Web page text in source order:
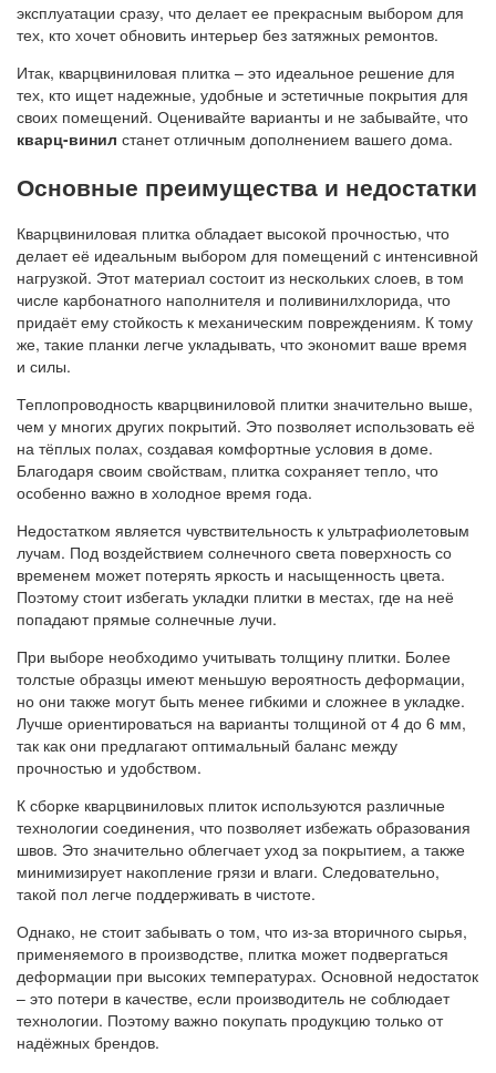
эксплуатации сразу, что делает ее прекрасным выбором для
тех, кто хочет обновить интерьер без затяжных ремонтов.
Итак, кварцвиниловая плитка – это идеальное решение для
тех, кто ищет надежные, удобные и эстетичные покрытия для
своих помещений. Оценивайте варианты и не забывайте, что
кварц-винил станет отличным дополнением вашего дома.
Основные преимущества и недостатки
Кварцвиниловая плитка обладает высокой прочностью, что
делает её идеальным выбором для помещений с интенсивной
нагрузкой. Этот материал состоит из нескольких слоев, в том
числе карбонатного наполнителя и поливинилхлорида, что
придаёт ему стойкость к механическим повреждениям. К тому
же, такие планки легче укладывать, что экономит ваше время
и силы.
Теплопроводность кварцвиниловой плитки значительно выше,
чем у многих других покрытий. Это позволяет использовать её
на тёплых полах, создавая комфортные условия в доме.
Благодаря своим свойствам, плитка сохраняет тепло, что
особенно важно в холодное время года.
Недостатком является чувствительность к ультрафиолетовым
лучам. Под воздействием солнечного света поверхность со
временем может потерять яркость и насыщенность цвета.
Поэтому стоит избегать укладки плитки в местах, где на неё
попадают прямые солнечные лучи.
При выборе необходимо учитывать толщину плитки. Более
толстые образцы имеют меньшую вероятность деформации,
но они также могут быть менее гибкими и сложнее в укладке.
Лучше ориентироваться на варианты толщиной от 4 до 6 мм,
так как они предлагают оптимальный баланс между
прочностью и удобством.
К сборке кварцвиниловых плиток используются различные
технологии соединения, что позволяет избежать образования
швов. Это значительно облегчает уход за покрытием, а также
минимизирует накопление грязи и влаги. Следовательно,
такой пол легче поддерживать в чистоте.
Однако, не стоит забывать о том, что из-за вторичного сырья,
применяемого в производстве, плитка может подвергаться
деформации при высоких температурах. Основной недостаток
– это потери в качестве, если производитель не соблюдает
технологии. Поэтому важно покупать продукцию только от
надёжных брендов.